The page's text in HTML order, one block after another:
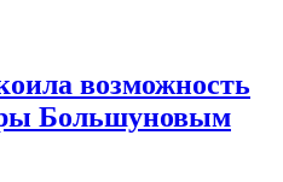
возможность
Большуновым